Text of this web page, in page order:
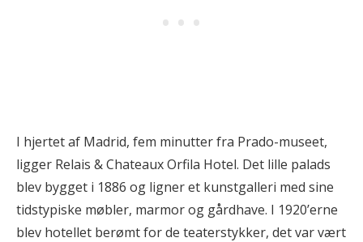
I hjertet af Madrid, fem minutter fra Prado-museet,
ligger Relais & Chateaux Orfila Hotel. Det lille palads
blev bygget i 1886 og ligner et kunstgalleri med sine
tidstypiske møbler, marmor og gårdhave. I 1920’erne
blev hotellet berømt for de teaterstykker, det var vært